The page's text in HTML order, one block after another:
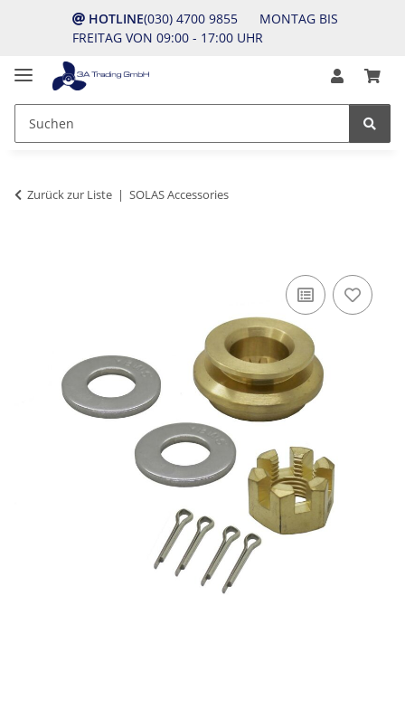
HOTLINE(030) 4700 9855 MONTAG BIS
FREITAG VON 09:00 - 17:00 UHR
Zurück zur Liste SOLAS Accessories